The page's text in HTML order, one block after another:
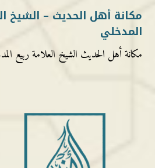
مكانة أهل الحديث – الشيخ
المدخلي
مكانة أهل الحديث الشيخ العلامة ربيع